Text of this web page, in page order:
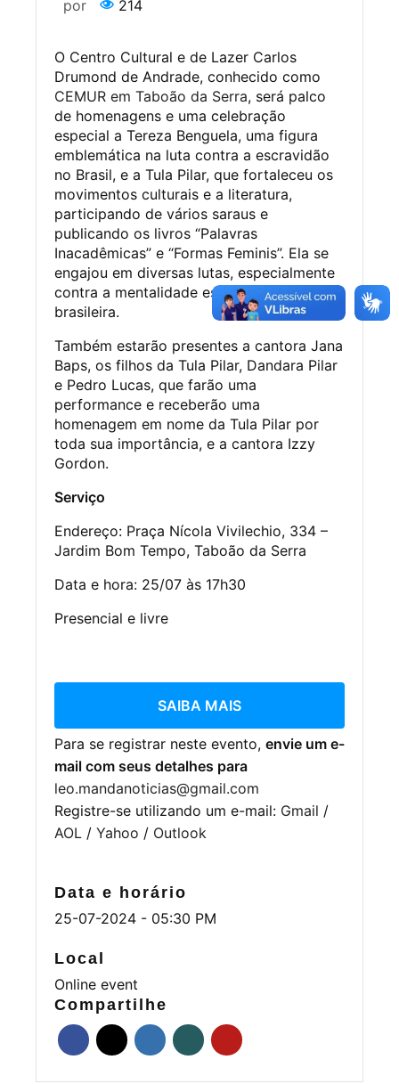
por 214
O Centro Cultural e de Lazer Carlos
Drumond de Andrade, conhecido como
CEMUR em Taboão da Serra, será palco
de homenagens e uma celebração
especial a Tereza Benguela, uma figura
emblemática na luta contra a escravidão
no Brasil, e a Tula Pilar, que fortaleceu os
movimentos culturais e a literatura,
participando de vários saraus e
publicando os livros “Palavras
Inacadêmicas” e “Formas Feminis”. Ela se
engajou em diversas lutas, especialmente
contra a mentalidade escravocrata
brasileira.
Também estarão presentes a cantora Jana
Baps, os filhos da Tula Pilar, Dandara Pilar
e Pedro Lucas, que farão uma
performance e receberão uma
homenagem em nome da Tula Pilar por
toda sua importância, e a cantora Izzy
Gordon.
Serviço
Endereço: Praça Nícola Vivilechio, 334 –
Jardim Bom Tempo, Taboão da Serra
Data e hora: 25/07 às 17h30
Presencial e livre
SAIBA MAIS
Para se registrar neste evento, envie um e-
mail com seus detalhes para
leo.mandanoticias@gmail.com
Registre-se utilizando um e-mail: Gmail /
AOL / Yahoo / Outlook
Data e horário
25-07-2024 - 05:30 PM
Local
Online event
Compartilhe